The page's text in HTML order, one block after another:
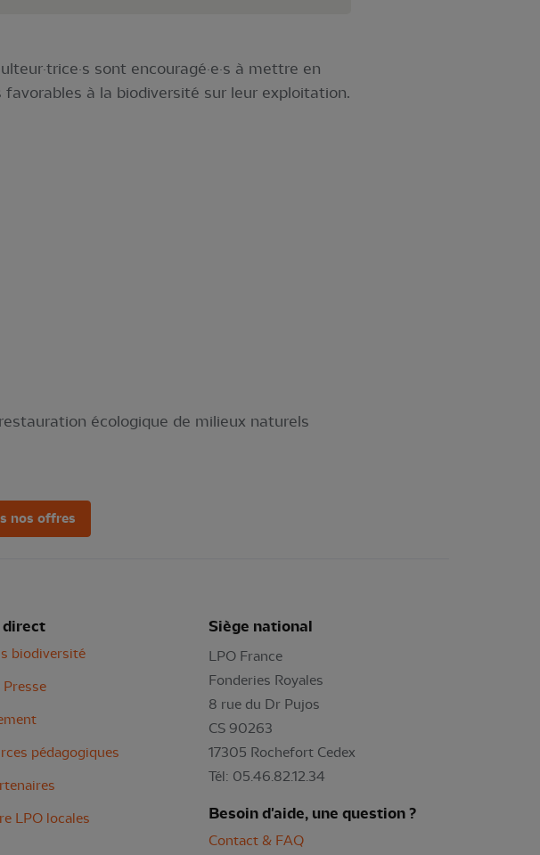
sont encouragé·e·s à mettre en
à la biodiversité sur leur exploitation.
écologique de milieux naturels
nos offres
direct
biodiversité
Presse
pédagogiques
LPO locales
Siège national
LPO France
Fonderies Royales
8 rue du Dr Pujos
CS 90263
17305 Rochefort Cedex
Tél: 05.46.82.12.34
Besoin d'aide, une question ?
Contact & FAQ